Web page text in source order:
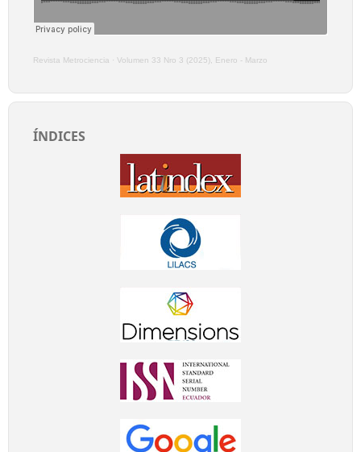
Revista Metrociencia · Volumen 33 Nro 3 (2025), Enero - Marzo
ÍNDICES